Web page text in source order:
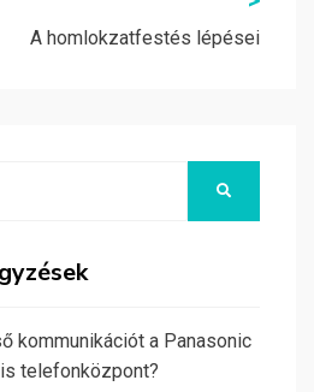
A homlokzatfestés lépései
kommunikációt a Panasonic
telefonközpont?